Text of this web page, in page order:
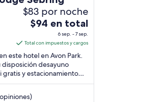
$83 por noche
El
es
de
$94
en
total
por
$94 en total
6 sep. - 7 sep.
Total con impuestos y cargos
este hotel en Avon Park.
disposición desayuno
gratis y estacionamiento
muy cerca de atracciones